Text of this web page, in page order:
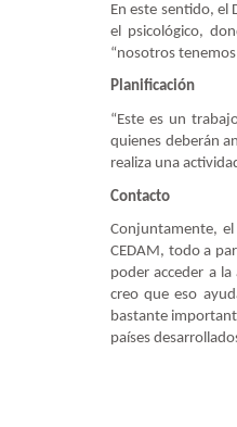
En este sentido, el
el psicológico,
“nosotros
Planificación
“Este es un
quienes deberán
realiza una
Contacto
Conjuntamente, el
CEDAM, todo a
poder acceder a
creo que eso
bastante
países